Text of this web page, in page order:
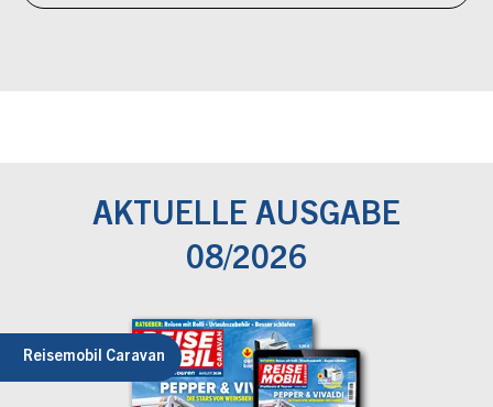
AKTUELLE AUSGABE
08/2026
Reisemobil Caravan